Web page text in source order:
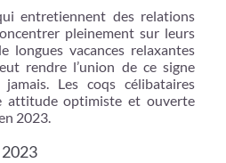
entretiennent des relations
pleinement sur leurs
longues vacances relaxantes
rendre l’union de ce signe
Les coqs célibataires
attitude optimiste et ouverte
2023.